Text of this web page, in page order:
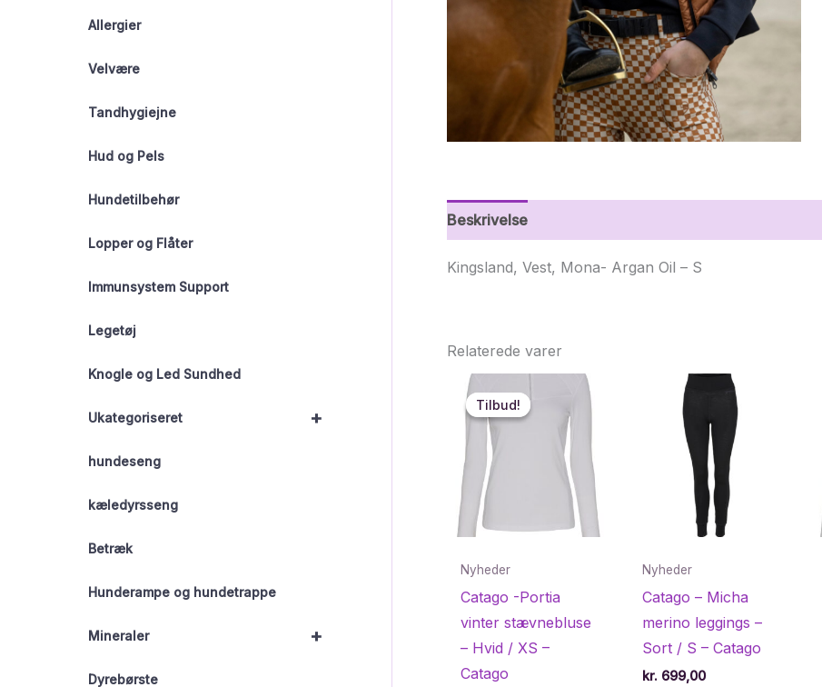
Allergier
Velvære
Tandhygiejne
Hud og Pels
Hundetilbehør
Lopper og Flåter
Immunsystem Support
Legetøj
Knogle og Led Sundhed
+
Ukategoriseret
hundeseng
kæledyrsseng
Betræk
Hunderampe og hundetrappe
+
Mineraler
Dyrebørste
Beskrivelse
Kingsland, Vest, Mona- Argan Oil – S
Relaterede varer
Tilbud!
Tilbud!
Nyheder
Catago -Portia
vinter stævnebluse
– Hvid / XS –
Catago
Nyheder
Catago – Micha
merino leggings –
Sort / S – Catago
kr.699,00